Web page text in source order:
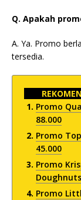
Q. Apakah
A. Ya. Promo
tersedia.
Promo
88.000
Promo
45.000
Promo
Doughnuts
Promo